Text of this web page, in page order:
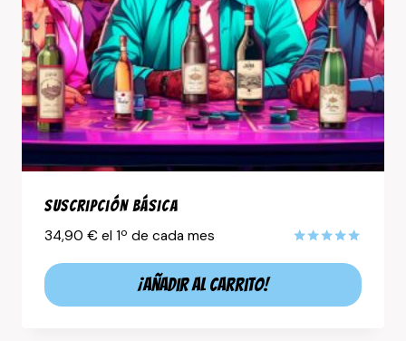
Suscripción Básica
34,90 € el 1º de cada mes
¡Añadir al carrito!